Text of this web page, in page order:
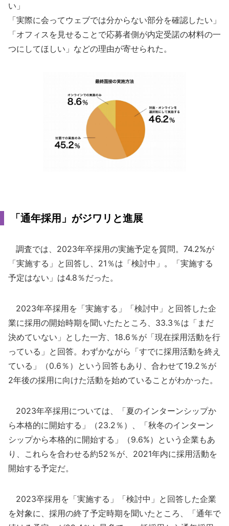
い」
「実際に会ってウェブでは分からない部分を確認したい」
「オフィスを見せることで応募者側が内定受諾の材料の一
つにしてほしい」などの理由が寄せられた。
「通年採用」がジワリと進展
調査では、2023年卒採用の実施予定を質問。74.2%が
「実施する」と回答し、21％は「検討中」。「実施する
予定はない」は4.8％だった。
2023年卒採用を「実施する」「検討中」と回答した企
業に採用の開始時期を聞いたたところ、33.3％は「まだ
決めていない」とした一方、18.6％が「現在採用活動を行
っている」と回答。わずかながら「すでに採用活動を終え
ている」（0.6％）という回答もあり、合わせて19.2％が
2年後の採用に向けた活動を始めていることがわかった。
2023年卒採用については、「夏のインターンシップか
ら本格的に開始する」（23.2％）、「秋冬のインターン
シップから本格的に開始する」（9.6%）という企業もあ
り、これらを合わせる約52％が、2021年内に採用活動を
開始する予定だ。
2023卒採用を「実施する」「検討中」と回答した企業
を対象に、採用の終了予定時期を聞いたところ、「通年で